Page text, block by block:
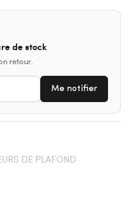
de stock
retour.
Me notifier
DE PLAFOND